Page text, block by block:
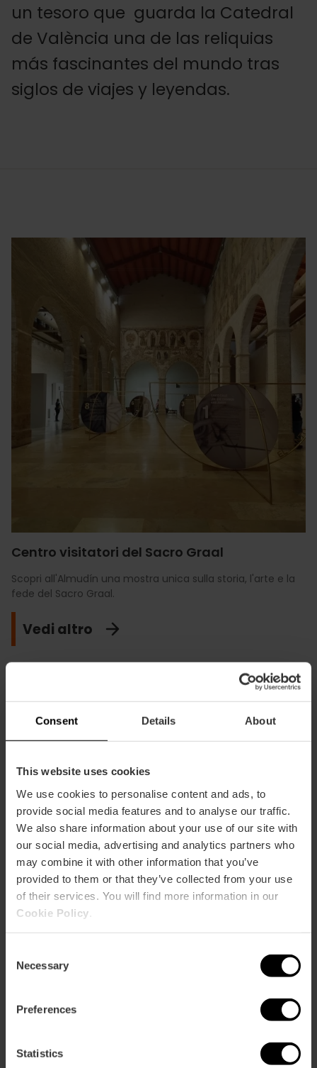
Consent Details About
This website uses cookies
We use cookies to personalise content and ads, to
provide social media features and to analyse our traffic.
We also share information about your use of our site with
our social media, advertising and analytics partners who
may combine it with other information that you’ve
provided to them or that they’ve collected from your use
of their services. You will find more information in our
Cookie Policy
Selection
Necessary
Preferences
Statistics
un tesoro que guarda la Catedral
de València una de las reliquias
más fascinantes del mundo tras
siglos de viajes y leyendas.
Centro visitatori del Sacro Graal
Scopri all'Almudín una mostra unica sulla storia, l'arte e la
fede del Sacro Graal.
Vedi altro
Si terrà dal 30 ottobre 2025 al 29 ottobre 2026 e sarà
possibile ottenere l’indulgenza plenaria, privilegio riservato